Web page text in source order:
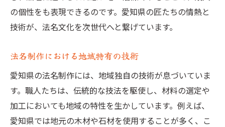
の個性をも表現できるのです。愛知県の匠たちの情熱と
技術が、法名文化を次世代へと繋げています。
法名制作における地域特有の技術
愛知県の法名制作には、地域独自の技術が息づいていま
す。職人たちは、伝統的な技法を駆使し、材料の選定や
加工においても地域の特性を生かしています。例えば、
愛知県では地元の木材や石材を使用することが多く、こ